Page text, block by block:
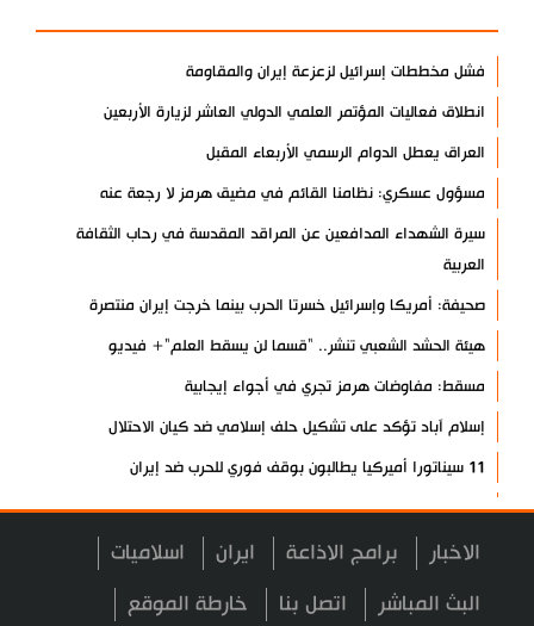
فشل مخططات إسرائيل لزعزعة إيران والمقاومة
انطلاق فعاليات المؤتمر العلمي الدولي العاشر لزيارة الأربعين
العراق يعطل الدوام الرسمي الأربعاء المقبل
مسؤول عسكري: نظامنا القائم في مضيق هرمز لا رجعة عنه
سيرة الشهداء المدافعين عن المراقد المقدسة في رحاب الثقافة
العربية
صحيفة: أمريكا وإسرائيل خسرتا الحرب بينما خرجت إيران منتصرة
هيئة الحشد الشعبي تنشر.. "قسما لن يسقط العلم"+ فيديو
مسقط: مفاوضات هرمز تجري في أجواء إيجابية
إسلام آباد تؤكد على تشكيل حلف إسلامي ضد كيان الاحتلال
11 سيناتورا أميركيا يطالبون بوقف فوري للحرب ضد إيران
ذو القدر: مضيق هرمز لن يفتح طالما لم تصحح واشنطن سلوكها
حرس الثورة: فتح مضيق هرمز مرهون بقبول الشروط الإيرانية
إيجئي: نقدر جهود الصحفيين وتصديهم لمحاولات العدو الرامية إلى
التزييف
الاخبار برامج الاذاعة ايران اسلاميات
البث المباشر اتصل بنا خارطة الموقع